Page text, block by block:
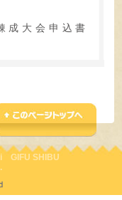
成大会申込書
GIFU SHIBU